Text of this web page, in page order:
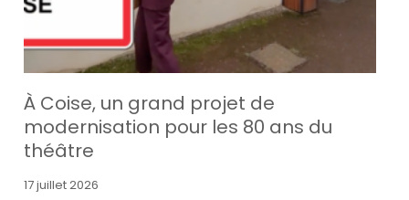
À Coise, un grand projet de
modernisation pour les 80 ans du
théâtre
17 juillet 2026